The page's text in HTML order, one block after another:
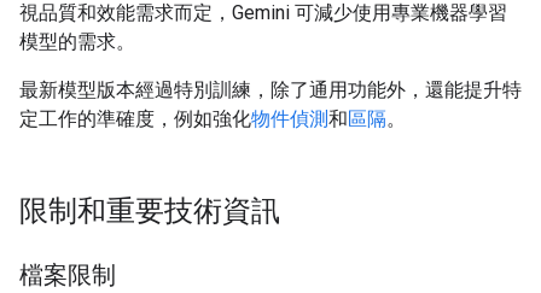
視品質和效能需求而定，Gemini 可減少使用專業機器學習
模型的需求。
最新模型版本經過特別訓練，除了通用功能外，還能提升特
定工作的準確度，例如強化物件偵測和區隔。
限制和重要技術資訊
檔案限制